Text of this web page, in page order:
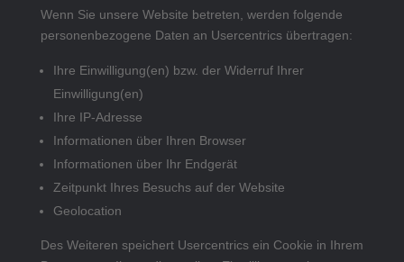
Wenn Sie unsere Website betreten, werden folgende
personenbezogene Daten an Usercentrics übertragen:
Ihre Einwilligung(en) bzw. der Widerruf Ihrer
Einwilligung(en)
Ihre IP-Adresse
Informationen über Ihren Browser
Informationen über Ihr Endgerät
Zeitpunkt Ihres Besuchs auf der Website
Geolocation
Des Weiteren speichert Usercentrics ein Cookie in Ihrem